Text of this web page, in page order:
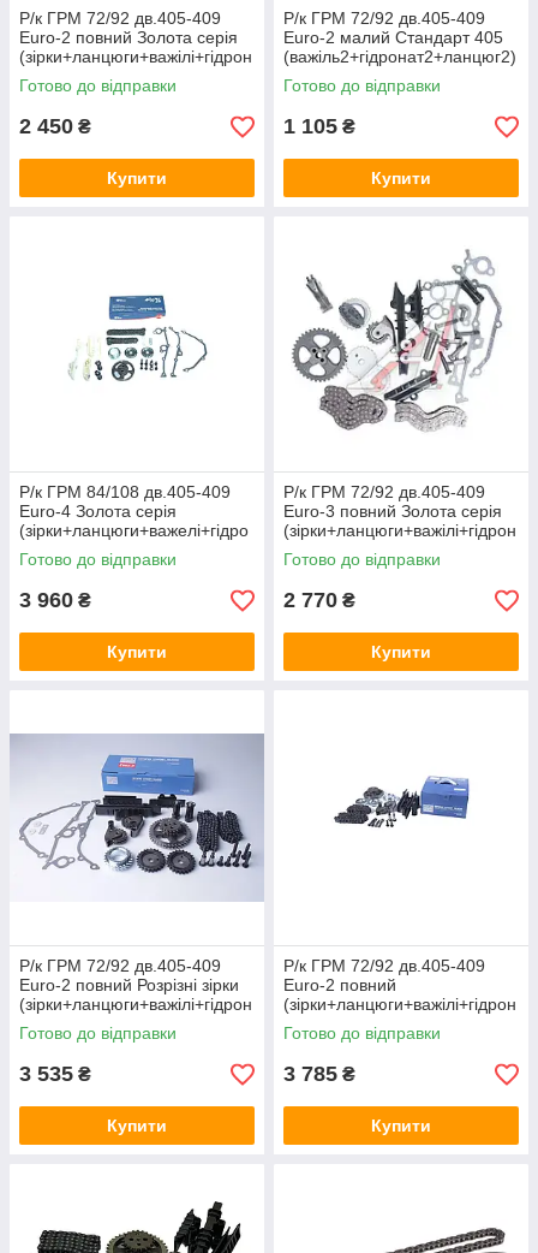
Р/к ГРМ 72/92 дв.405-409
Euro-2 повний Золота серія
(зірки+ланцюги+важілі+гідрон
ат.+заспок.) 406.3906625-02
Готово до відправки
2 450 ₴
Купити
Р/к ГРМ 72/92 дв.405-409
Euro-2 малий Стандарт 405
(важіль2+гідронат2+ланцюг2)
Авто Престиж 406.1000115
Готово до відправки
1 105 ₴
Купити
Р/к ГРМ 84/108 дв.405-409
Euro-4 Золота серія
(зірки+ланцюги+важелі+гідро
нат.+заспок.) АП 406-
3906625-03
Готово до відправки
3 960 ₴
Купити
Р/к ГРМ 72/92 дв.405-409
Euro-3 повний Золота серія
(зірки+ланцюги+важілі+гідрон
ат.+заспок.) 406-3906625-01
Готово до відправки
2 770 ₴
Купити
Р/к ГРМ 72/92 дв.405-409
Euro-2 повний Розрізні зірки
(зірки+ланцюги+важілі+гідрон
ат.+заспок.) ISB 406.3906625
Готово до відправки
3 535 ₴
Купити
Р/к ГРМ 72/92 дв.405-409
Euro-2 повний
(зірки+ланцюги+важілі+гідрон
ат.+заспок.) ISB 406.3906625
Готово до відправки
3 785 ₴
Купити